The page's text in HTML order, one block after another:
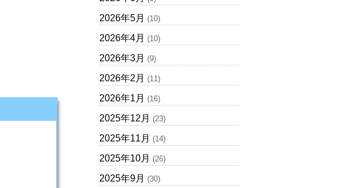
2026年5月 (10)
2026年4月 (10)
2026年3月 (9)
2026年2月 (11)
2026年1月 (16)
2025年12月 (23)
2025年11月 (14)
2025年10月 (26)
2025年9月 (30)